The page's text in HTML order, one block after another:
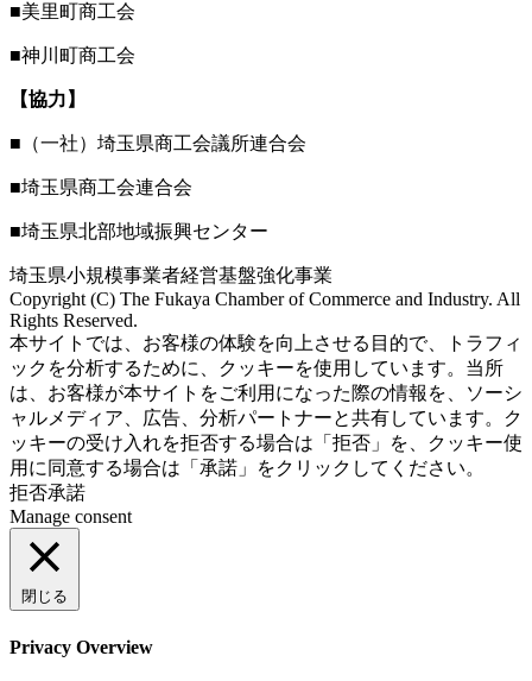
■美里町商工会
■神川町商工会
【協力】
■（一社）埼玉県商工会議所連合会
■埼玉県商工会連合会
■埼玉県北部地域振興センター
埼玉県小規模事業者経営基盤強化事業
Copyright (C) The Fukaya Chamber of Commerce and Industry. All
Rights Reserved.
Aileron Theme byThemeCot ⋅Powered byWordPress
本サイトでは、お客様の体験を向上させる目的で、トラフィ
ックを分析するために、クッキーを使用しています。当所
は、お客様が本サイトをご利用になった際の情報を、ソーシ
ャルメディア、広告、分析パートナーと共有しています。ク
ッキーの受け入れを拒否する場合は「拒否」を、クッキー使
用に同意する場合は「承諾」をクリックしてください。
拒否承諾
Manage consent
閉じる
Privacy Overview